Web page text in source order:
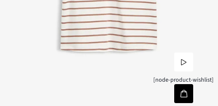
[node-product-wishlist]